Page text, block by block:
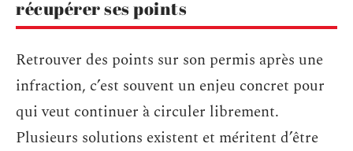
récupérer ses points
Retrouver des points sur son permis après une
infraction, c’est souvent un enjeu concret pour
qui veut continuer à circuler librement.
Plusieurs solutions existent et méritent d’être